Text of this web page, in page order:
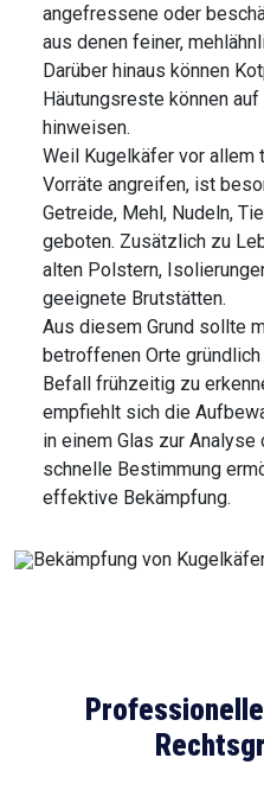
angefressene oder
aus denen feiner,
Darüber hinaus können
Häutungsreste können
hinweisen.
Weil Kugelkäfer vor allem
Vorräte angreifen, ist
Getreide, Mehl, Nudeln,
geboten. Zusätzlich zu
alten Polstern,
geeignete Brutstätten.
Aus diesem Grund sollte
betroffenen Orte
Befall frühzeitig zu
empfiehlt sich die
in einem Glas zur Analyse
schnelle Bestimmung
effektive Bekämpfung.